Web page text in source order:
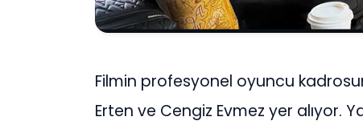
Filmin profesyonel oyuncu
Erten ve Cengiz Evmez yer alıyor.